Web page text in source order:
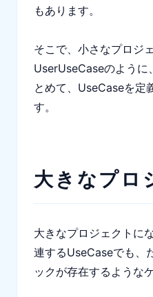
もあります。
そこで、小さなプロジ
UserUseCaseのように
とめて、UseCaseを定
す。
大きなプロ
大きなプロジェクトに
連するUseCaseでも、
ックが存在するような